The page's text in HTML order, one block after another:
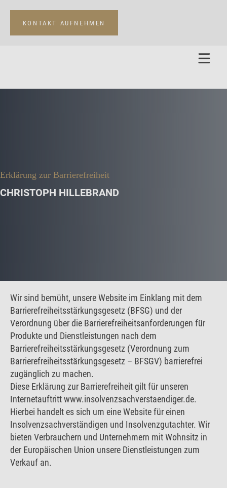
KONTAKT AUFNEHMEN
Erklärung zur Barrierefreiheit
CHRISTOPH HILLEBRAND
Wir sind bemüht, unsere Website im Einklang mit dem
Barrierefreiheitsstärkungsgesetz (BFSG) und der
Verordnung über die Barrierefreiheitsanforderungen für
Produkte und Dienstleistungen nach dem
Barrierefreiheitsstärkungsgesetz (Verordnung zum
Barrierefreiheitsstärkungsgesetz – BFSGV) barrierefrei
zugänglich zu machen.
Diese Erklärung zur Barrierefreiheit gilt für unseren
Internetauftritt www.insolvenzsachverstaendiger.de.
Hierbei handelt es sich um eine Website für einen
Insolvenzsachverständigen und Insolvenzgutachter. Wir
bieten Verbrauchern und Unternehmern mit Wohnsitz in
der Europäischen Union unsere Dienstleistungen zum
Verkauf an.